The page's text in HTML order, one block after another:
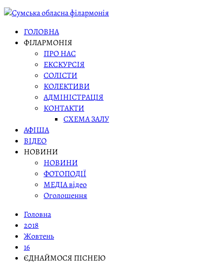
ГОЛОВНА
ФІЛАРМОНІЯ
ПРО НАС
ЕКСКУРСІЯ
СОЛІСТИ
КОЛЕКТИВИ
АДМІНІСТРАЦІЯ
КОНТАКТИ
СХЕМА ЗАЛУ
АФІША
ВІДЕО
НОВИНИ
НОВИНИ
ФОТОПОДІЇ
МЕДІА відео
Оголошення
Головна
2018
Жовтень
16
ЄДНАЙМОСЯ ПІСНЕЮ